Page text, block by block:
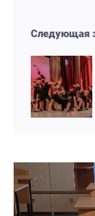
Следующая